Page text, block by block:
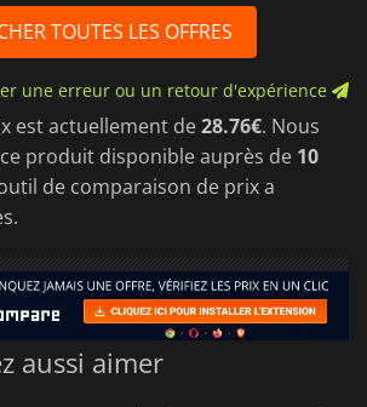
TOUTES LES OFFRES
une erreur ou un retour d'expérience
est actuellement de28.76€. Nous
produit disponible auprès de 10
de comparaison de prix a
aussi aimer